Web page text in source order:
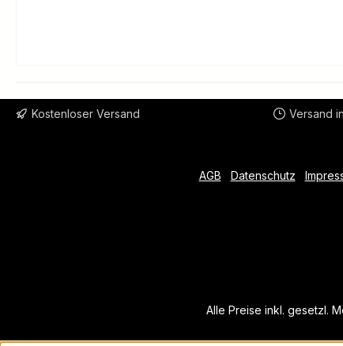
Kostenloser Versand Versand
AGB Datenschutz
Alle Preise inkl. gesetzl.